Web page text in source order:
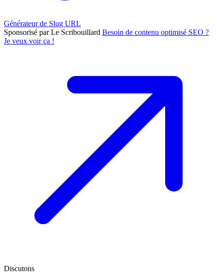
Générateur de Slug URL
Sponsorisé par Le Scribouillard Besoin de contenu optimisé SEO ?
Je veux voir ça !
Discutons